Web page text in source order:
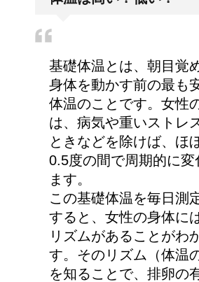
き？下向き？
高齢者の子
について
詳しく知り
ス式の食事
猫の長毛は
いの？！
基礎体温とは、朝目覚
身体を動かす前の最も
体温のことです。女性
は、病気や重いストレ
ときなどを除けば、ほ
0.5度の間で周期的に変
ます。
この基礎体温を毎日測
すると、女性の身体に
リズムがあることがわ
す。そのリズム（体温
を知ることで、排卵の